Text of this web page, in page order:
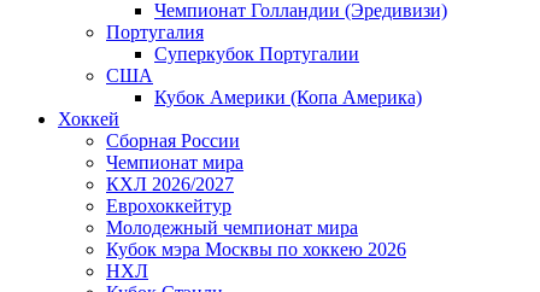
Чемпионат Голландии (Эредивизи)
Португалия
Суперкубок Португалии
США
Кубок Америки (Копа Америка)
Хоккей
Сборная России
Чемпионат мира
КХЛ 2026/2027
Еврохоккейтур
Молодежный чемпионат мира
Кубок мэра Москвы по хоккею 2026
НХЛ